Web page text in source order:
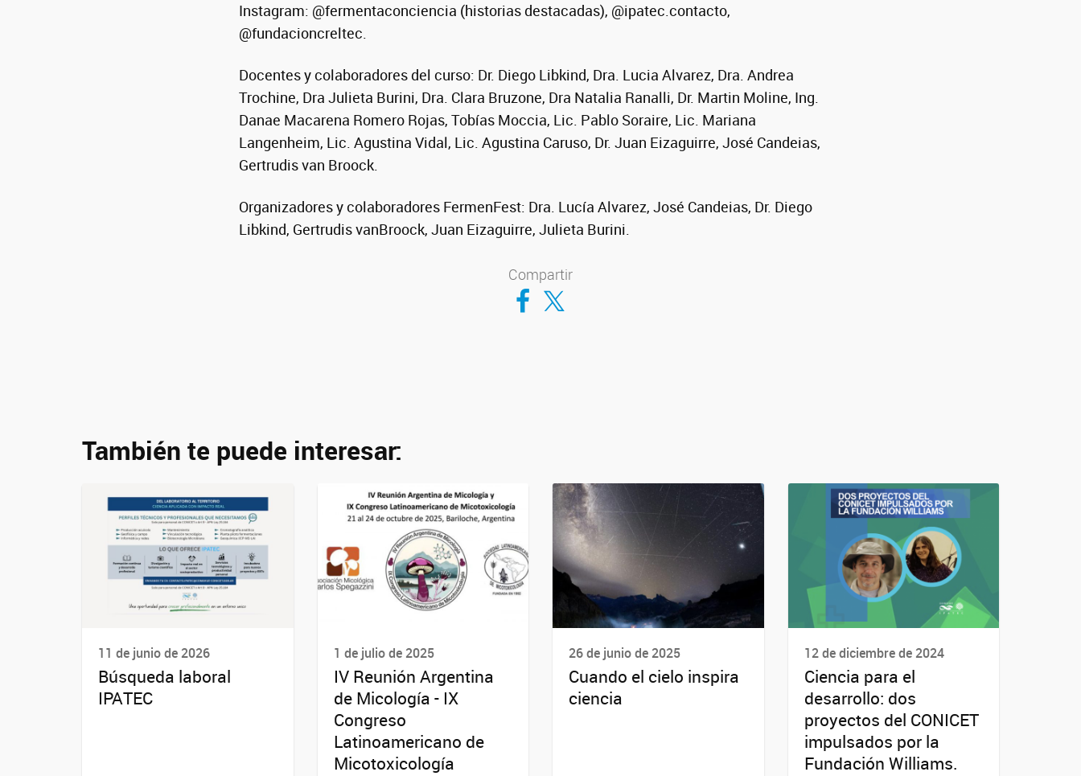
Instagram: @fermentaconciencia (historias destacadas), @ipatec.contacto,
@fundacioncreltec.
Docentes y colaboradores del curso: Dr. Diego Libkind, Dra. Lucia Alvarez, Dra. Andrea
Trochine, Dra Julieta Burini, Dra. Clara Bruzone, Dra Natalia Ranalli, Dr. Martin Moline, Ing.
Danae Macarena Romero Rojas, Tobías Moccia, Lic. Pablo Soraire, Lic. Mariana
Langenheim, Lic. Agustina Vidal, Lic. Agustina Caruso, Dr. Juan Eizaguirre, José Candeias,
Gertrudis van Broock.
Organizadores y colaboradores FermenFest: Dra. Lucía Alvarez, José Candeias, Dr. Diego
Libkind, Gertrudis vanBroock, Juan Eizaguirre, Julieta Burini.
Compartir
Compartir en Facebook
Compartir en Twitter
También te puede interesar:
11 de junio de 2026
Búsqueda laboral
IPATEC
1 de julio de 2025
IV Reunión Argentina
de Micología - IX
Congreso
Latinoamericano de
Micotoxicología
26 de junio de 2025
Cuando el cielo inspira
ciencia
12 de diciembre de 2024
Ciencia para el
desarrollo: dos
proyectos del CONICET
impulsados por la
Fundación Williams.